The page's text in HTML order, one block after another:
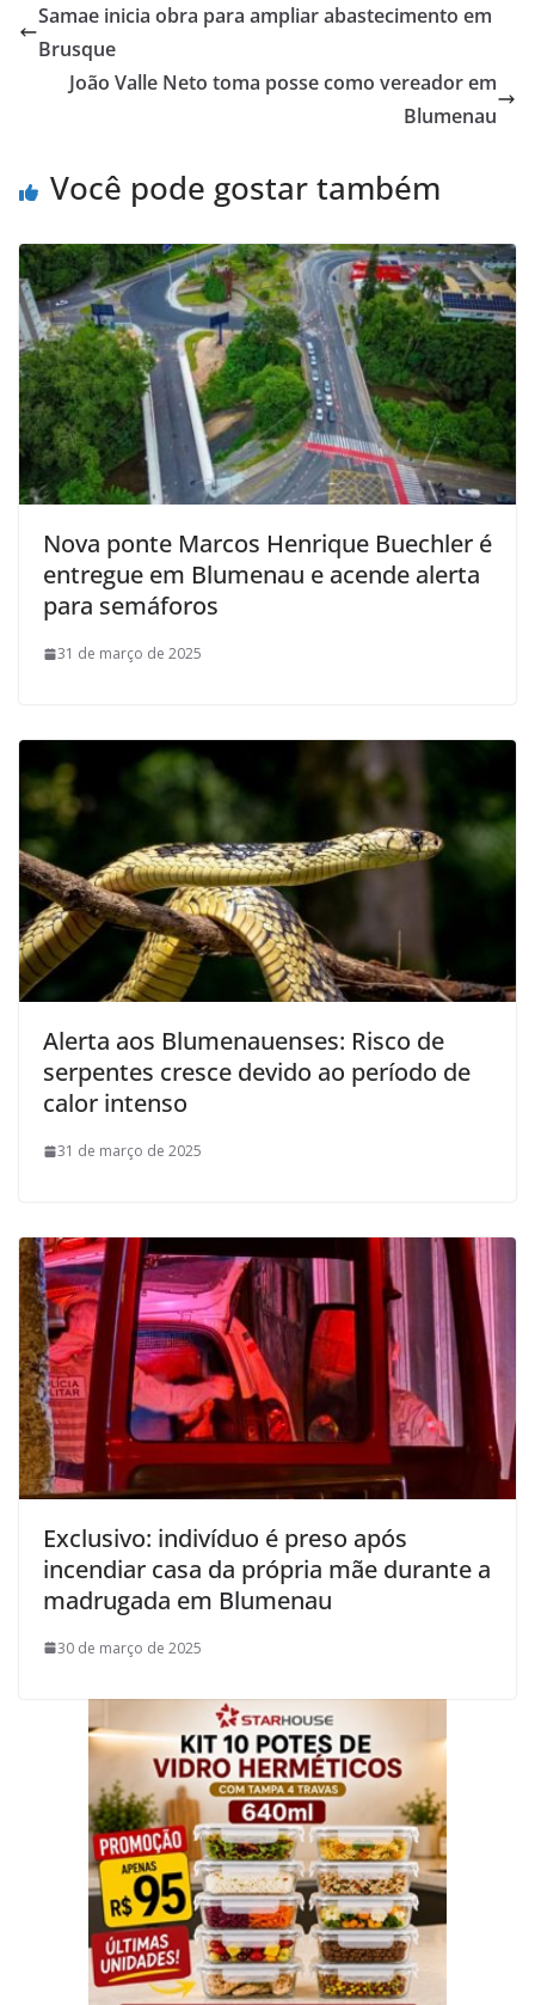
Samae inicia obra para ampliar abastecimento em
Brusque
João Valle Neto toma posse como vereador em
Blumenau
Você pode gostar também
Nova ponte Marcos Henrique Buechler é
entregue em Blumenau e acende alerta
para semáforos
31 de março de 2025
Alerta aos Blumenauenses: Risco de
serpentes cresce devido ao período de
calor intenso
31 de março de 2025
Exclusivo: indivíduo é preso após
incendiar casa da própria mãe durante a
madrugada em Blumenau
30 de março de 2025